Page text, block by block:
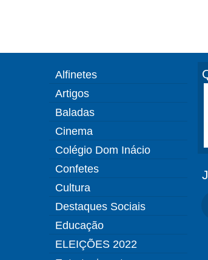
Alfinetes
Artigos
Baladas
Cinema
Colégio Dom Inácio
Confetes
Cultura
Destaques Sociais
Educação
ELEIÇÕES 2022